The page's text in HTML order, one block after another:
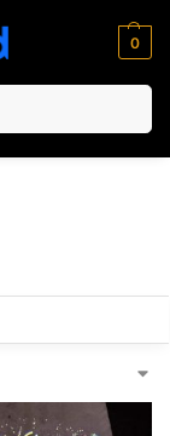
0
le code “NC10”